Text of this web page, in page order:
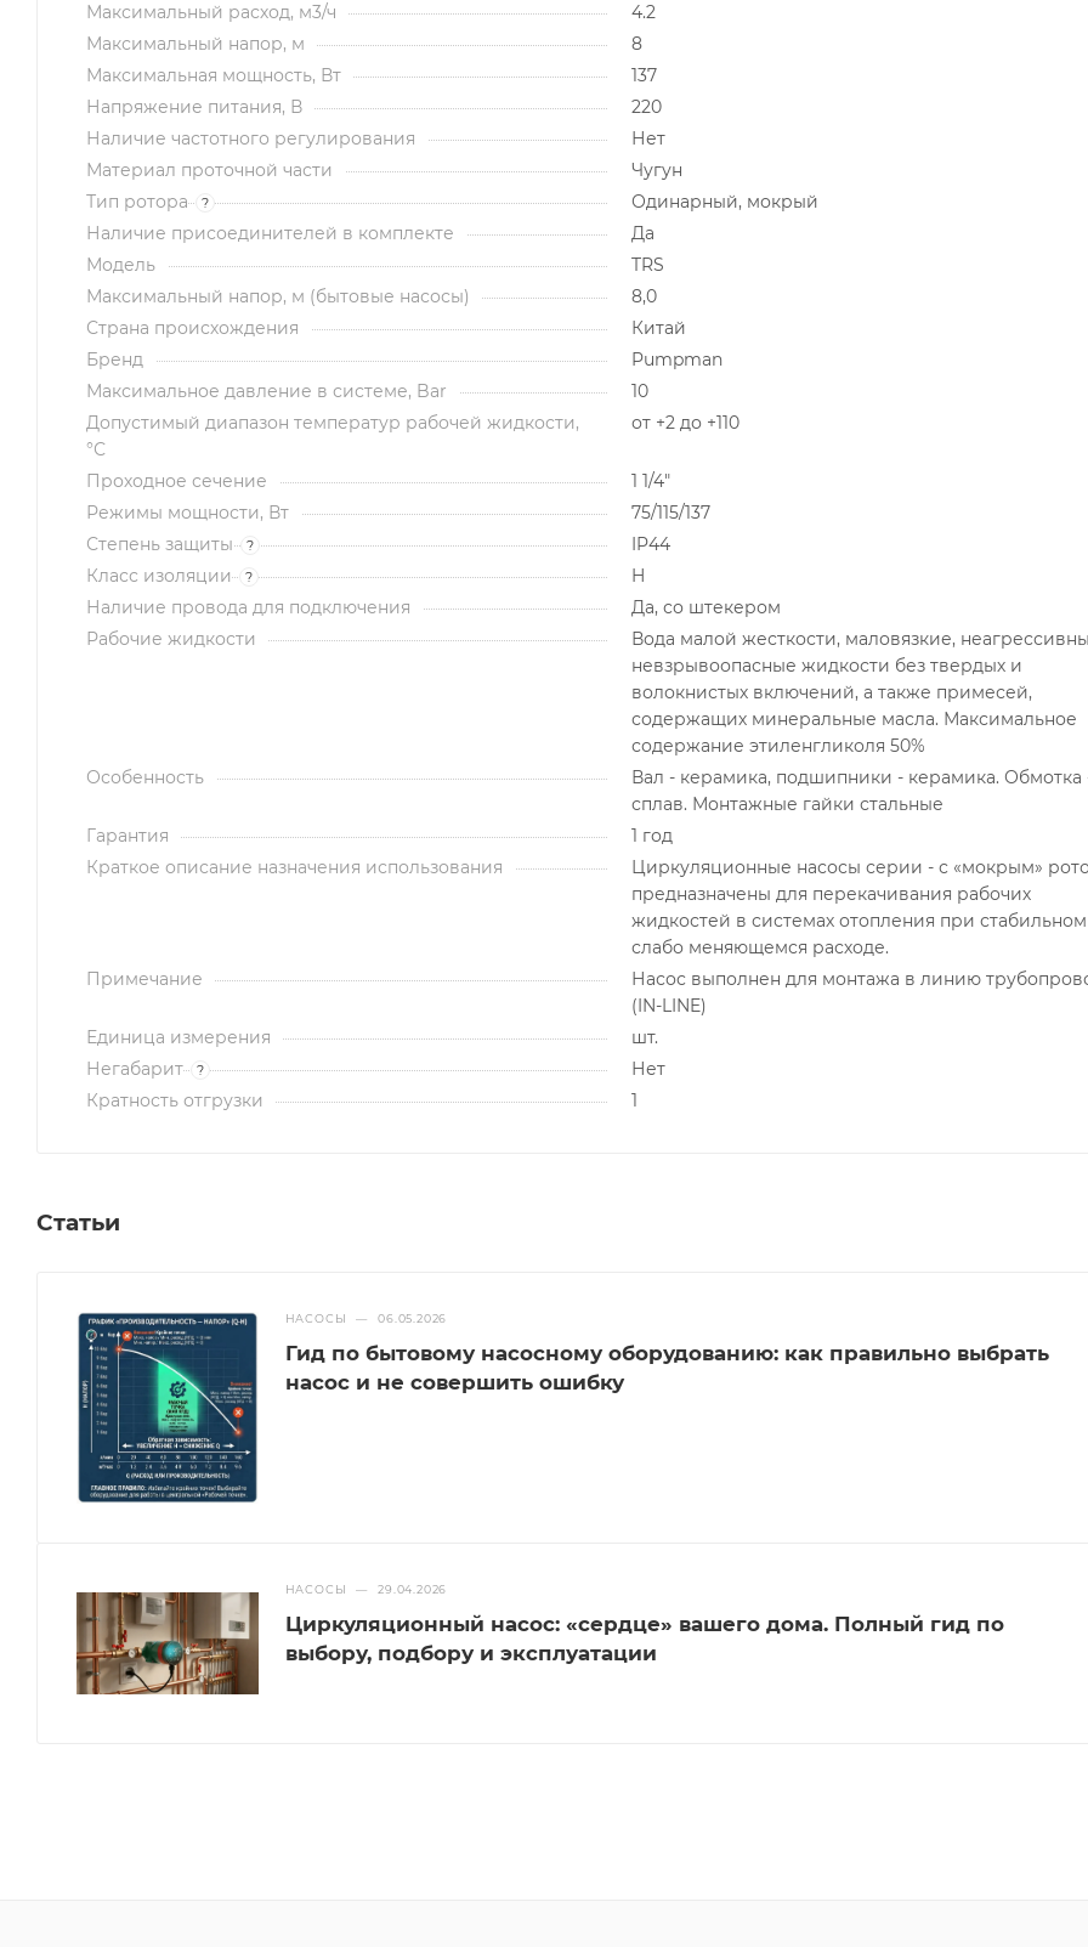
Максимальный расход, м3/ч
4.2
Максимальный напор, м
8
Максимальная мощность, Вт
137
Напряжение питания, В
220
Наличие частотного регулирования
Нет
Материал проточной части
Чугун
Тип ротора
?
Одинарный, мокрый
Наличие присоединителей в комплекте
Да
Модель
TRS
Максимальный напор, м (бытовые насосы)
8,0
Страна происхождения
Китай
Бренд
Pumpman
Максимальное давление в системе, Bar
10
Допустимый диапазон температур рабочей жидкости,
°С
от +2 до +110
Проходное сечение
1 1/4"
Режимы мощности, Вт
75/115/137
Степень защиты
?
IP44
Класс изоляции
?
H
Наличие провода для подключения
Да, со штекером
Рабочие жидкости
Вода малой жесткости, маловязкие,
невзрывоопасные жидкости без твердых и
волокнистых включений, а также примесей,
содержащих минеральные масла. Максимальное
содержание этиленгликоля 50%
Особенность
Вал - керамика, подшипники - керамика. Обмотка
сплав. Монтажные гайки стальные
Гарантия
1 год
Краткое описание назначения использования
Циркуляционные насосы серии - с «мокрым»
предназначены для перекачивания рабочих
жидкостей в системах отопления при
слабо меняющемся расходе.
Примечание
Насос выполнен для монтажа в линию
(IN-LINE)
Единица измерения
шт.
Негабарит
?
Нет
Кратность отгрузки
1
Статьи
НАСОСЫ — 06.05.2026
Гид по бытовому насосному оборудованию: как правильно выбрать
насос и не совершить ошибку
НАСОСЫ — 29.04.2026
Циркуляционный насос: «сердце» вашего дома. Полный гид по
выбору, подбору и эксплуатации